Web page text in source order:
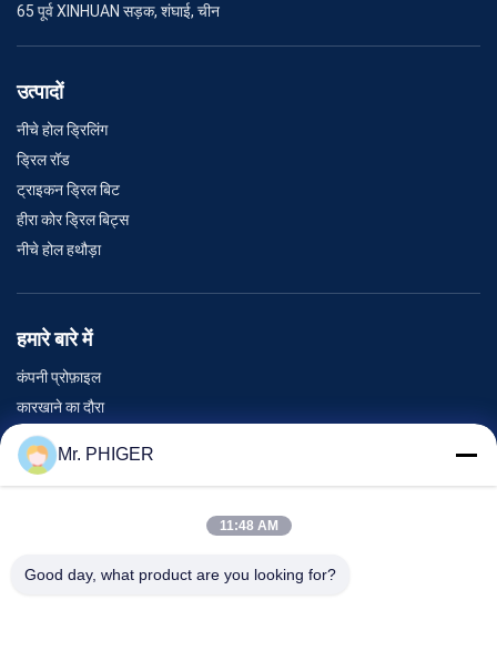
65 पूर्व XINHUAN सड़क, शंघाई, चीन
उत्पादों
नीचे होल ड्रिलिंग
ड्रिल रॉड
ट्राइकन ड्रिल बिट
हीरा कोर ड्रिल बिट्स
नीचे होल हथौड़ा
हमारे बारे में
कंपनी प्रोफ़ाइल
कारखाने का दौरा
गुणवत्ता नियंत्रण
साइटमैप
घटनाएँ
Mr. PHIGER
11:48 AM
Good day, what product are you looking for?